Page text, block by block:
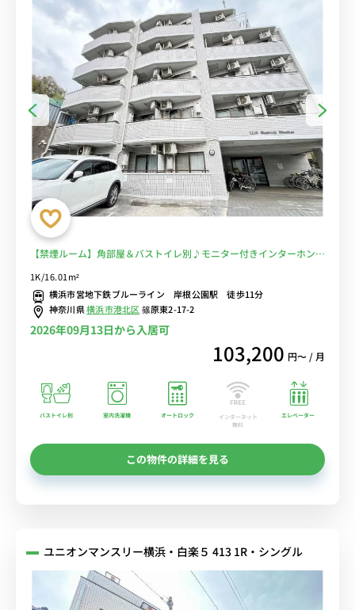
【禁煙ルーム】角部屋＆バストイレ別♪モニター付きインターホン完
選べるWi-Fi格安レンタル中！
1K/16.01m²
横浜市営地下鉄ブルーライン 岸根公園駅 徒歩11分
神奈川県横浜市港北区篠原東2-17-2
2026年09月13日から入居可
103,200 円〜 / 月
バストイレ別 室内洗濯機 オートロック
インターネット
無料
エレベーター
この物件の詳細を見る
ユニオンマンスリー横浜・白楽５ 413 1R・シングル